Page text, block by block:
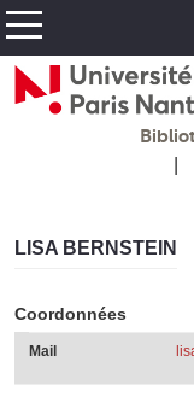
LISA BERNSTEIN
Coordonnées
Mail